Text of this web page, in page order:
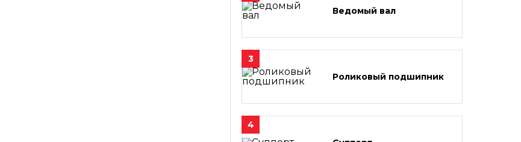
Ведомый вал
3
Роликовый подшипник
4